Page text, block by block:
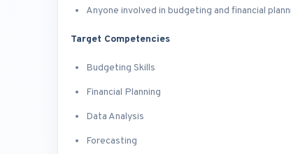
Anyone involved in budgeting and financial
Target Competencies
Budgeting Skills
Financial Planning
Data Analysis
Forecasting